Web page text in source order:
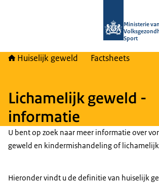
Ministerie van
Sport
Huiselijk geweld Factsheets
Lichamelijk geweld -
informatie
U bent op zoek naar meer informatie over
geweld en kindermishandeling of
Hieronder vindt u de definitie van huiselijk